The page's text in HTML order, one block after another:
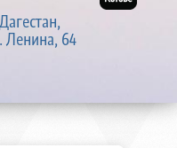
Ленина, 64